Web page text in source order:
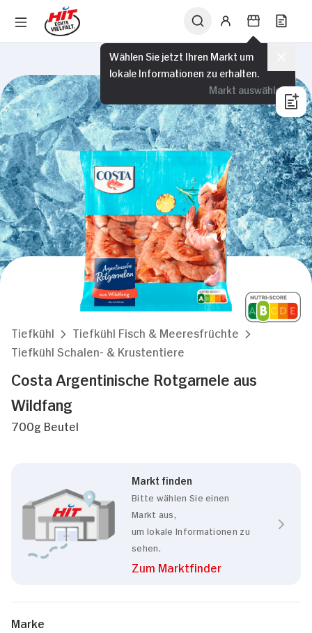
Wählen Sie jetzt Ihren Markt um
lokale Informationen zu erhalten.
Markt auswählen
Tiefkühl
Tiefkühl Fisch & Meeresfrüchte
Tiefkühl Schalen- & Krustentiere
Costa Argentinische Rotgarnele aus
Wildfang
700g Beutel
Markt finden
Bitte wählen Sie einen
Markt aus,
um lokale Informationen zu
sehen.
Zum Marktfinder
Marke